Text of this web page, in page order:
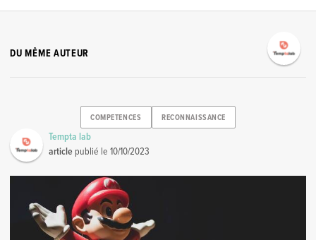
DU MÊME AUTEUR
COMPETENCES RECONNAISSANCE
Tempta lab
article publié le10/10/2023